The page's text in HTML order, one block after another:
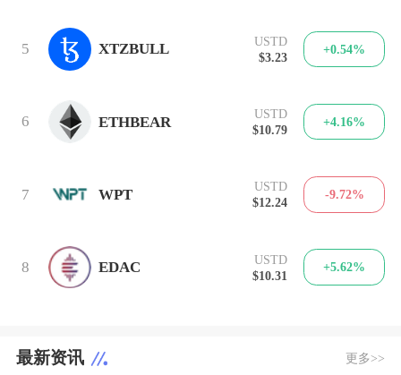
5 XTZBULL
USTD
$3.23
+0.54%
6 ETHBEAR
USTD
$10.79
+4.16%
7 WPT
USTD
$12.24
-9.72%
8 EDAC
USTD
$10.31
+5.62%
最新资讯 更多>>